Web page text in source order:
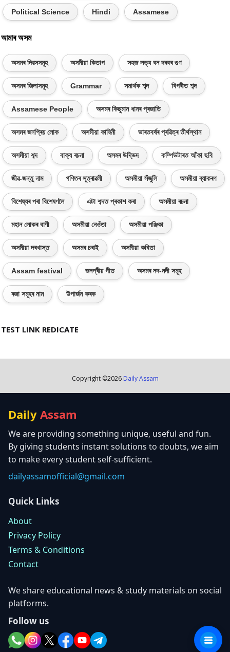
Political Science Hindi Assamese
আমাৰ অসম
অসমৰ দিৱসসমূহ অসমীয়া কিতাপ সহজ লভ্য বন দৰবৰ গুণ
অসমৰ জিলাসমূহ Grammar সমাৰ্থক শব্দ বিপৰীত শব্দ
Assamese People অসমৰ কিছুমান ধানৰ প্ৰজাতি
অসমৰ জনপ্ৰিয় লোক অসমীয়া কাহিনী ভাৰতবৰ্ষৰ প্ৰৱিত্ৰ তীৰ্থস্থান
অসমীয়া শব্দ বাক্য ৰচনা অসমৰ উদ্ভিদ কম্পিউটাৰত আঁকা ছবি
জীৱ-জন্তু নাম গণিতৰ সূত্ৰাৱলী অসমীয়া সঁজুলি অসমীয়া ব্যাকৰণ
বিশেষ্যৰ পৰা বিশেষণলৈ এটা শব্দত প্ৰকাশ কৰা অসমীয়া ৰচনা
মহান লোকৰ বাণী অসমীয়া নেওঁতা অসমীয়া পঞ্জিকা
অসমীয়া দৰখাস্ত অসমৰ চৰাই অসমীয়া কবিতা
Assam festival জনপ্ৰীয় গীত অসমৰ নদ-নদী সমূহ
ৰজা সমূহৰ নাম উপাৰ্জন কৰক
TEST LINK REDICATE
Copyright ©2026 Daily Assam
Daily Assam
We are providing something unique, useful and fun.
By giving students instant solutions to doubts, we aim
to make every student self-sufficient.
dailyassamofficial@gmail.com
Quick Links
About
Privacy Policy
Terms & Conditions
Contact
We share educational news & study materials on social
platforms.
Follow us